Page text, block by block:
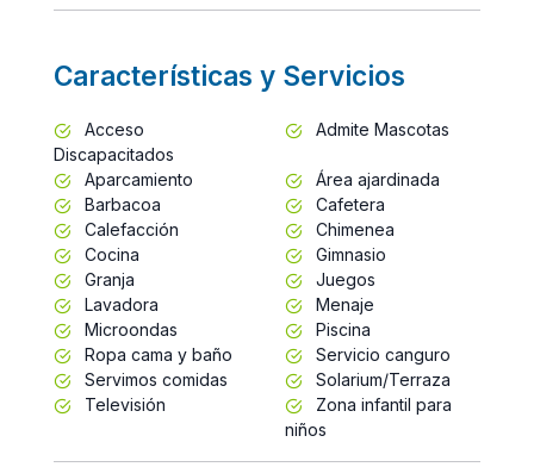
Características y Servicios
Acceso
Discapacitados
Admite Mascotas
Aparcamiento
Área ajardinada
Barbacoa
Cafetera
Calefacción
Chimenea
Cocina
Gimnasio
Granja
Juegos
Lavadora
Menaje
Microondas
Piscina
Ropa cama y baño
Servicio canguro
Servimos comidas
Solarium/Terraza
Televisión
Zona infantil para
niños